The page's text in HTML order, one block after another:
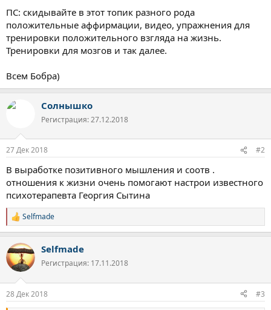
ПС: скидывайте в этот топик разного рода
положительные аффирмации, видео, упражнения для
тренировки положительного взгляда на жизнь.
Тренировки для мозгов и так далее.
Всем Бобра)
Солнышко
Регистрация: 27.12.2018
27 Дек 2018 #2
В выработке позитивного мышления и соотв .
отношения к жизни очень помогают настрои известного
психотерапевта Георгия Сытина
Р
е
к
ц
и
Selfmade
Selfmade
Регистрация: 17.11.2018
28 Дек 2018 #3